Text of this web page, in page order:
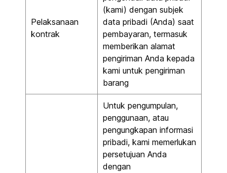
Pelaksanaan
kontrak
(kami) dengan subjek
data pribadi (Anda) saat
pembayaran, termasuk
memberikan alamat
pengiriman Anda kepada
kami untuk pengiriman
barang
Untuk pengumpulan,
penggunaan, atau
pengungkapan informasi
pribadi, kami memerlukan
persetujuan Anda
dengan